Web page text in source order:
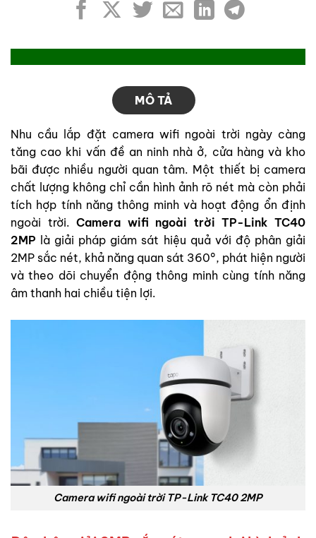
MÔ TẢ
Nhu cầu lắp đặt camera wifi ngoài trời ngày càng
tăng cao khi vấn đề an ninh nhà ở, cửa hàng và kho
bãi được nhiều người quan tâm. Một thiết bị camera
chất lượng không chỉ cần hình ảnh rõ nét mà còn phải
tích hợp tính năng thông minh và hoạt động ổn định
ngoài trời.Camera wifi ngoài trời TP-Link TC40
2MP là giải pháp giám sát hiệu quả với độ phân giải
2MP sắc nét, khả năng quan sát 360°, phát hiện người
và theo dõi chuyển động thông minh cùng tính năng
âm thanh hai chiều tiện lợi.
Camera wifi ngoài trời TP-Link TC40 2MP